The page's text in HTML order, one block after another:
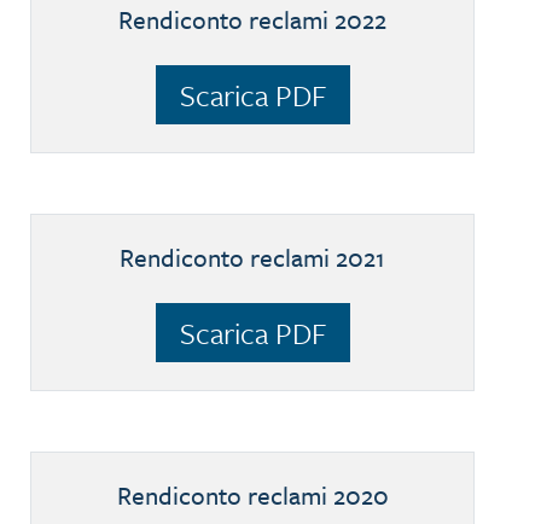
Rendiconto reclami 2022
Scarica PDF
Rendiconto reclami 2021
Scarica PDF
Rendiconto reclami 2020